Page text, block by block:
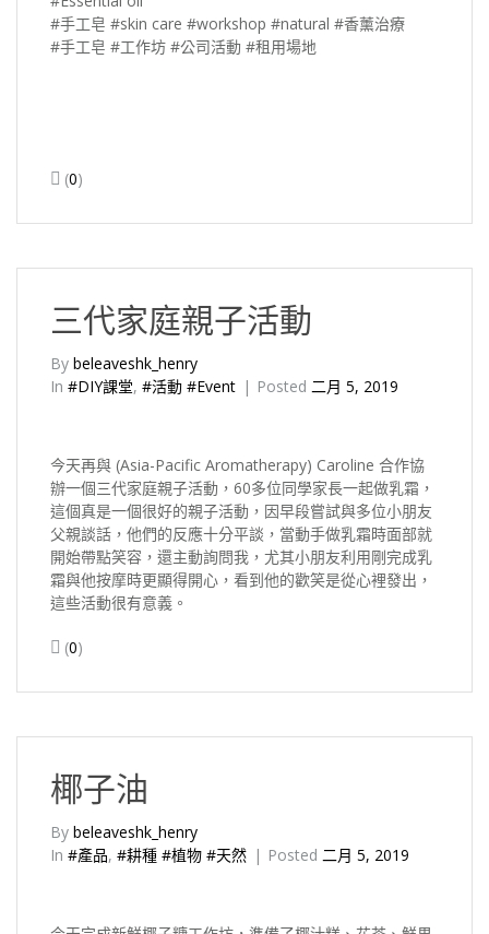
#手工皂 #skin care #workshop #natural #香薰治療
#手工皂 #工作坊 #公司活動 #租用場地
(0)
三代家庭親子活動
By beleaveshk_henry
In #DIY課堂, #活動 #Event Posted 二月 5, 2019
今天再與 (Asia-Pacific Aromatherapy) Caroline 合作協
辦一個三代家庭親子活動，60多位同學家長一起做乳霜，
這個真是一個很好的親子活動，因早段嘗試與多位小朋友
父親談話，他們的反應十分平談，當動手做乳霜時面部就
開始帶點笑容，還主動詢問我，尤其小朋友利用剛完成乳
霜與他按摩時更顯得開心，看到他的歡笑是從心裡發出，
這些活動很有意義。
(0)
椰子油
By beleaveshk_henry
In #產品, #耕種 #植物 #天然 Posted 二月 5, 2019